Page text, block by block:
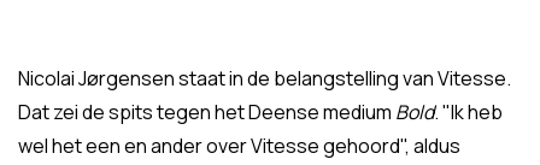
Nicolai Jørgensen staat in de belangstelling van Vitesse.
Dat zei de spits tegen het Deense medium Bold. "Ik heb
wel het een en ander over Vitesse gehoord", aldus